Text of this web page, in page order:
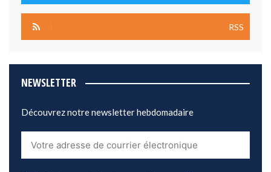
RSS
NEWSLETTER
Découvrez notre newsletter hebdomadaire